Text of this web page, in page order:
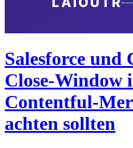
Salesforce und
Close-Window
Contentful-
achten sollten